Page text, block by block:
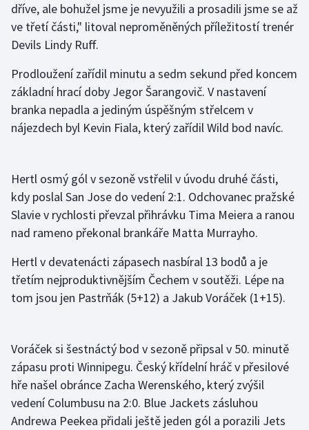
Plážový volejbal
Rychlobruslení
Rychlostní kanoistika
Sportovní střelba
Stolní tenis
Veslování
Volejbal
Ostatní
dříve, ale bohužel jsme je nevyužili a prosadili jsme se až
ve třetí části," litoval neproměněných příležitostí trenér
Devils Lindy Ruff.
Prodloužení zařídil minutu a sedm sekund před koncem
základní hrací doby Jegor Šarangovič. V nastavení
branka nepadla a jediným úspěšným střelcem v
nájezdech byl Kevin Fiala, který zařídil Wild bod navíc.
Hertl osmý gól v sezoně vstřelil v úvodu druhé části,
kdy poslal San Jose do vedení 2:1. Odchovanec pražské
Slavie v rychlosti převzal přihrávku Tima Meiera a ranou
nad rameno překonal brankáře Matta Murrayho.
Hertl v devatenácti zápasech nasbíral 13 bodů a je
třetím nejproduktivnějším Čechem v soutěži. Lépe na
tom jsou jen Pastrňák (5+12) a Jakub Voráček (1+15).
Voráček si šestnáctý bod v sezoně připsal v 50. minutě
zápasu proti Winnipegu. Český křídelní hráč v přesilové
hře našel obránce Zacha Werenského, který zvýšil
vedení Columbusu na 2:0. Blue Jackets zásluhou
Andrewa Peekea přidali ještě jeden gól a porazili Jets